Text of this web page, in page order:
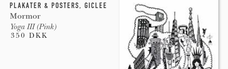
PLAKATER & POSTERS, GICLEE
Mormor
Yoga III (Pink)
350 DKK